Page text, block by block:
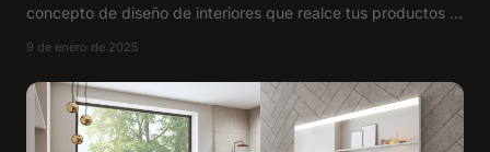
concepto de diseño de interiores que realce tus productos a
9 de enero de 2025